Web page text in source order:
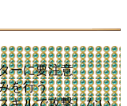
ーに要注意
を行う
キルで攻撃しない